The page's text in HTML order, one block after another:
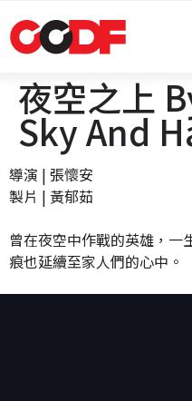
夜空之上
Sky And
導演 | 張懷安
製片 | 黃郁茹
曾在夜空中作戰的英雄，一
痕也延續至家人們的心中。